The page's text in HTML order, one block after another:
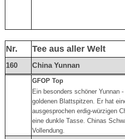
Nr. Tee aus aller Welt
160 China Yunnan
GFOP Top
Ein besonders schöner Yunnan
goldenen Blattspitzen. Er hat
ausgesprochen erdig-würzigen
eine dunkle Tasse. Chinas
Vollendung.